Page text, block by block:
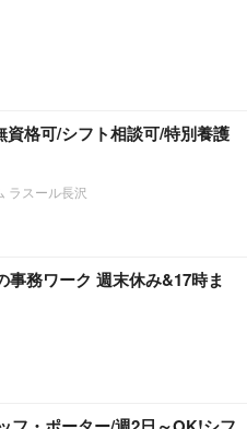
資格可/シフト相談可/特別養護
ラスール長沢
務ワーク 週末休み&17時ま